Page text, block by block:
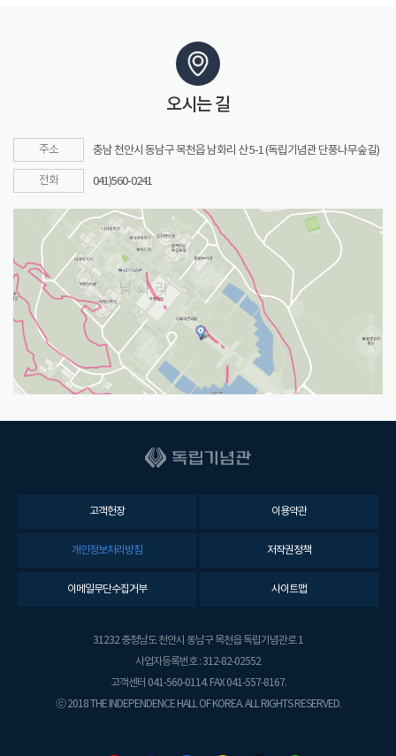
오시는 길
주소 충남 천안시 동남구 목천읍 남화리 산 5-1 (독립기념관 단풍나무숲길)
전화 041)560-0241
고객헌장 이용약관
개인정보처리방침 저작권정책
이메일무단수집거부 사이트맵
31232 충청남도 천안시 동남구 목천읍 독립기념관로 1
사업자등록번호 : 312-82-02552
고객센터 041-560-0114. FAX 041-557-8167.
ⓒ 2018 THE INDEPENDENCE HALL OF KOREA. ALL RIGHTS RESERVED.